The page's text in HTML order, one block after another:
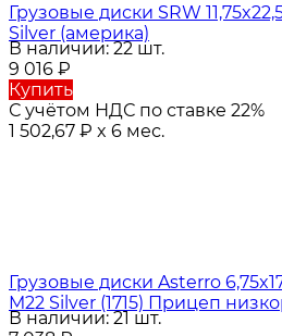
Грузовые диски SRW
Silver (америка)
В наличии: 22 шт.
9 016 ₽
Купить
С учётом НДС по ставке 22%
1 502,67 ₽ x 6 мес.
Грузовые диски Asterro
M22 Silver (1715) Прицеп
В наличии: 21 шт.